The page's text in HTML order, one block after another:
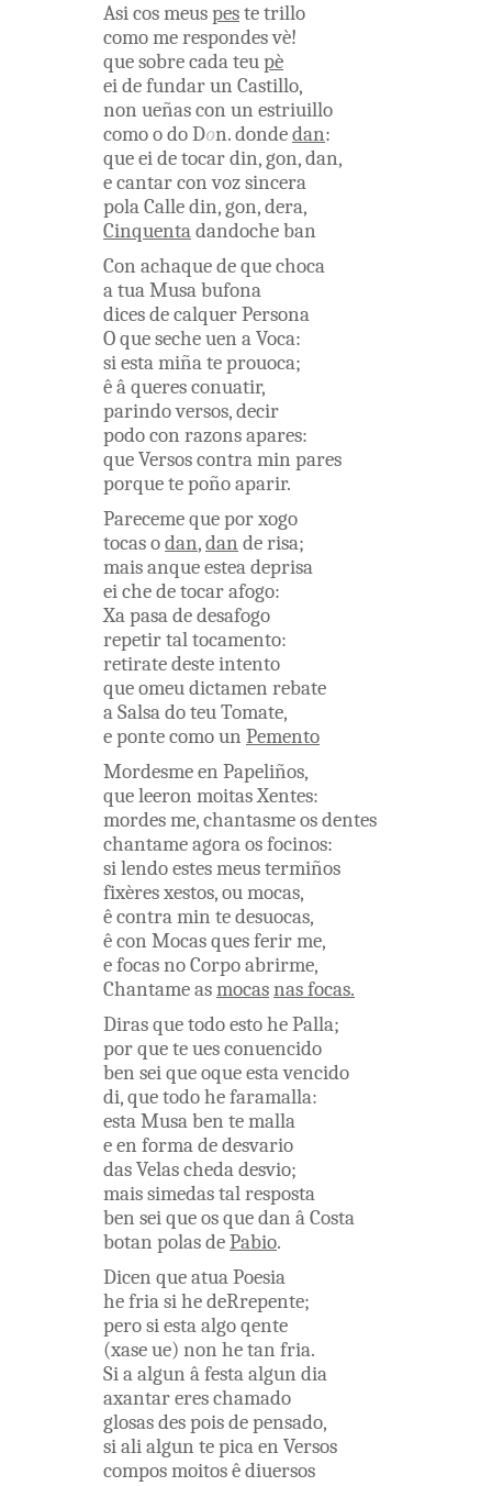
Asicosmeuspestetrillo
comomerespondesvè!
quesobrecadateupè
eidefundarun Castillo,
non ueñascon un estriuillo
comoodoDon.dondedan:
queeidetocardin,gon,dan,
ecantarcon vozsincera
polaCalledin,gon,dera,
Cinquentadandocheban
Con achaquedequechoca
atuaMusabufona
dicesdecalquerPersona
Oquesecheuen aVoca:
siestamiñateprouoca;
êâqueresconuatir,
parindoversos,decir
podocon razonsapares:
queVersoscontramin pares
porquetepoñoaparir.
Parecemequeporxogo
tocasodan,dan derisa;
maisanqueesteadeprisa
ei chedetocarafogo:
Xapasadedesafogo
repetirtaltocamento:
retiratedesteintento
queomeudictamen rebate
aSalsadoteuTomate,
epontecomoun Pemento
Mordesmeen Papeliños,
queleeron moitasXentes:
mordes me,chantasmeosdentes
chantameagoraosfocinos:
silendoestesmeustermiños
fixèresxestos,oumocas,
êcontramin tedesuocas,
êcon Mocasquesferir me,
efocasnoCorpoabrirme,
Chantameasmocasnasfocas.
DirasquetodoestohePalla;
por queteuesconuencido
ben seiqueoqueestavencido
di,quetodohefaramalla:
estaMusaben temalla
een formadedesvario
dasVelaschedadesvio;
maissimedastalresposta
ben seiqueosquedan âCosta
botan polasdePabio.
Dicen queatuaPoesia
hefriasihedeRrepente;
perosiestaalgoqente
(xaseue) non hetan fria.
Siaalgun âfestaalgun dia
axantarereschamado
glosasdes poisdepensado,
sialialgun tepicaen Versos
composmoitosêdiuersos